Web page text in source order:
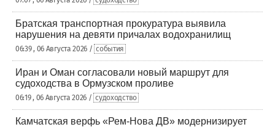
Братская транспортная прокуратура выявила
нарушения на девяти причалах водохранилищ
06:39 , 06 Августа 2026 / события
Иран и Оман согласовали новый маршрут для
судоходства в Ормузском проливе
06:19 , 06 Августа 2026 / судоходство
Камчатская верфь «Рем-Нова ДВ» модернизирует